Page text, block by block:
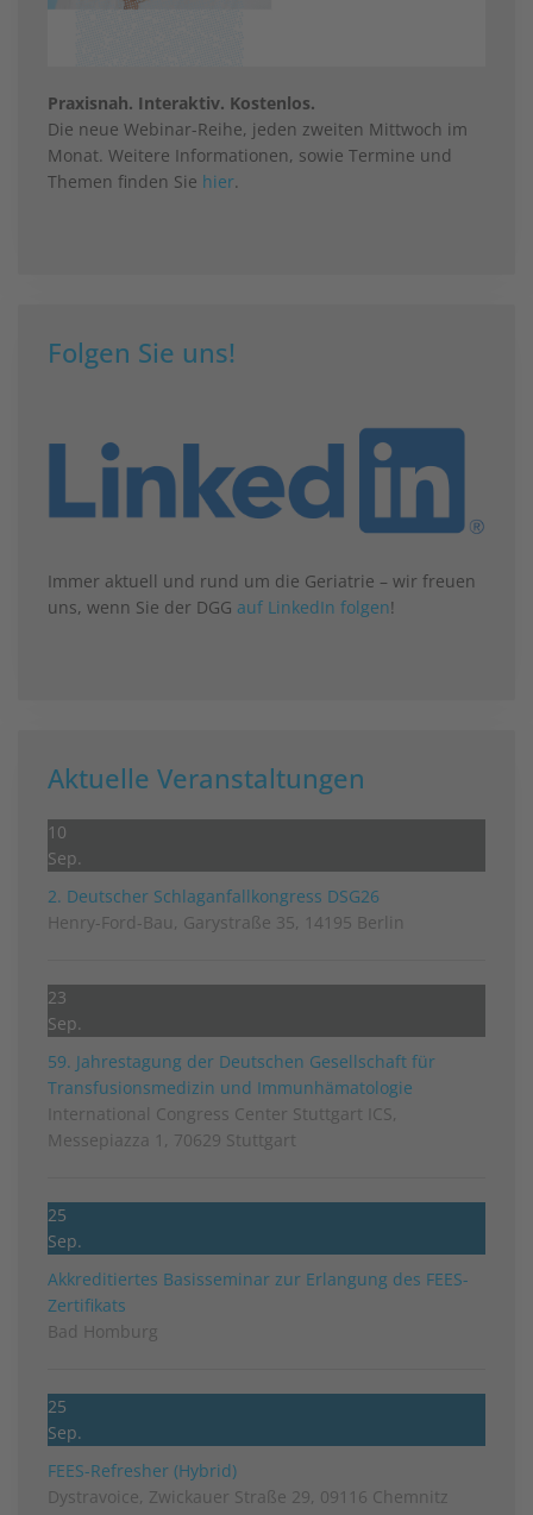
Praxisnah. Interaktiv. Kostenlos.
Die neue Webinar-Reihe, jeden zweiten Mittwoch im
Monat. Weitere Informationen, sowie Termine und
Themen finden Sie hier.
Folgen Sie uns!
Immer aktuell und rund um die Geriatrie – wir freuen
uns, wenn Sie der DGG auf LinkedIn folgen!
Aktuelle Veranstaltungen
10
Sep.
2. Deutscher Schlag­anfall­kongress DSG26
Henry-Ford-Bau, Garystraße 35, 14195 Berlin
23
Sep.
59. Jahrestagung der Deutschen Gesellschaft für
Transfusionsmedizin und Immunhämatologie
International Congress Center Stuttgart ICS,
Messepiazza 1, 70629 Stuttgart
25
Sep.
Akkreditiertes Basisseminar zur Erlangung des FEES-
Zertifikats
Bad Homburg
25
Sep.
FEES-Refresher (Hybrid)
Dystravoice, Zwickauer Straße 29, 09116 Chemnitz